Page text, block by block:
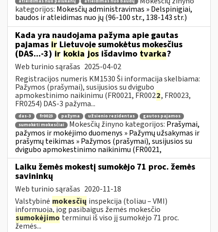
atleidimas nuo palūkanų
atleidimas nuo baudų
kategorijos: Mokesčių administravimas » Delspinigiai,
baudos ir atleidimas nuo jų (96-100 str., 138-143 str.)
Kada yra naudojama pažyma apie gautas
pajamas ir Lietuvoje sumokėtus mokesčius
(DAS...-3)ir kokia jos išdavimo tvarka?
Web turinio sąrašas 2025-04-02
Registracijos numeris KM1530 Ši informacija skelbiama:
Pažymos (prašymai), susijusios su dvigubo
apmokestinimo naikinimu (FR0021, FR0022, FR0023,
FR0254) DAS-3 pažyma...
das-3 fr0023 pažyma užsienio rezidentas
gautos pajamos
sumokėti mokesčiai
Mokesčių žinyno kategorijos: Prašymai,
pažymos ir mokėjimo duomenys » Pažymų užsakymas ir
prašymų teikimas » Pažymos (prašymai), susijusios su
dvigubo apmokestinimo naikinimu (FR0021,
Laiku žemės mokestį sumokėjo 71 proc. žemės
savininkų
Web turinio sąrašas 2020-11-18
Valstybinė mokesčių inspekcija (toliau – VMI)
informuoja, jog pasibaigus žemės mokesčio
sumokėjimo terminui iš viso jį sumokėjo 71 proc.
žemės...